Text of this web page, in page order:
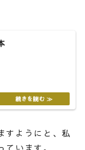
すようにと、私